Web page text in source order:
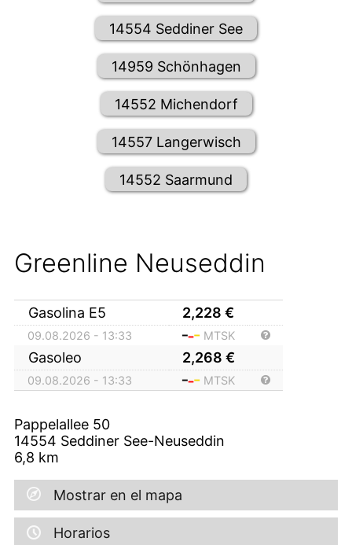
14554 Seddiner See
14959 Schönhagen
14552 Michendorf
14557 Langerwisch
14552 Saarmund
Greenline Neuseddin
Gasolina E5 2,228 €
09.08.2026 - 13:33 MTSK
Gasoleo 2,268 €
09.08.2026 - 13:33 MTSK
Pappelallee 50
14554 Seddiner See-Neuseddin
6,8 km
Mostrar en el mapa
Horarios